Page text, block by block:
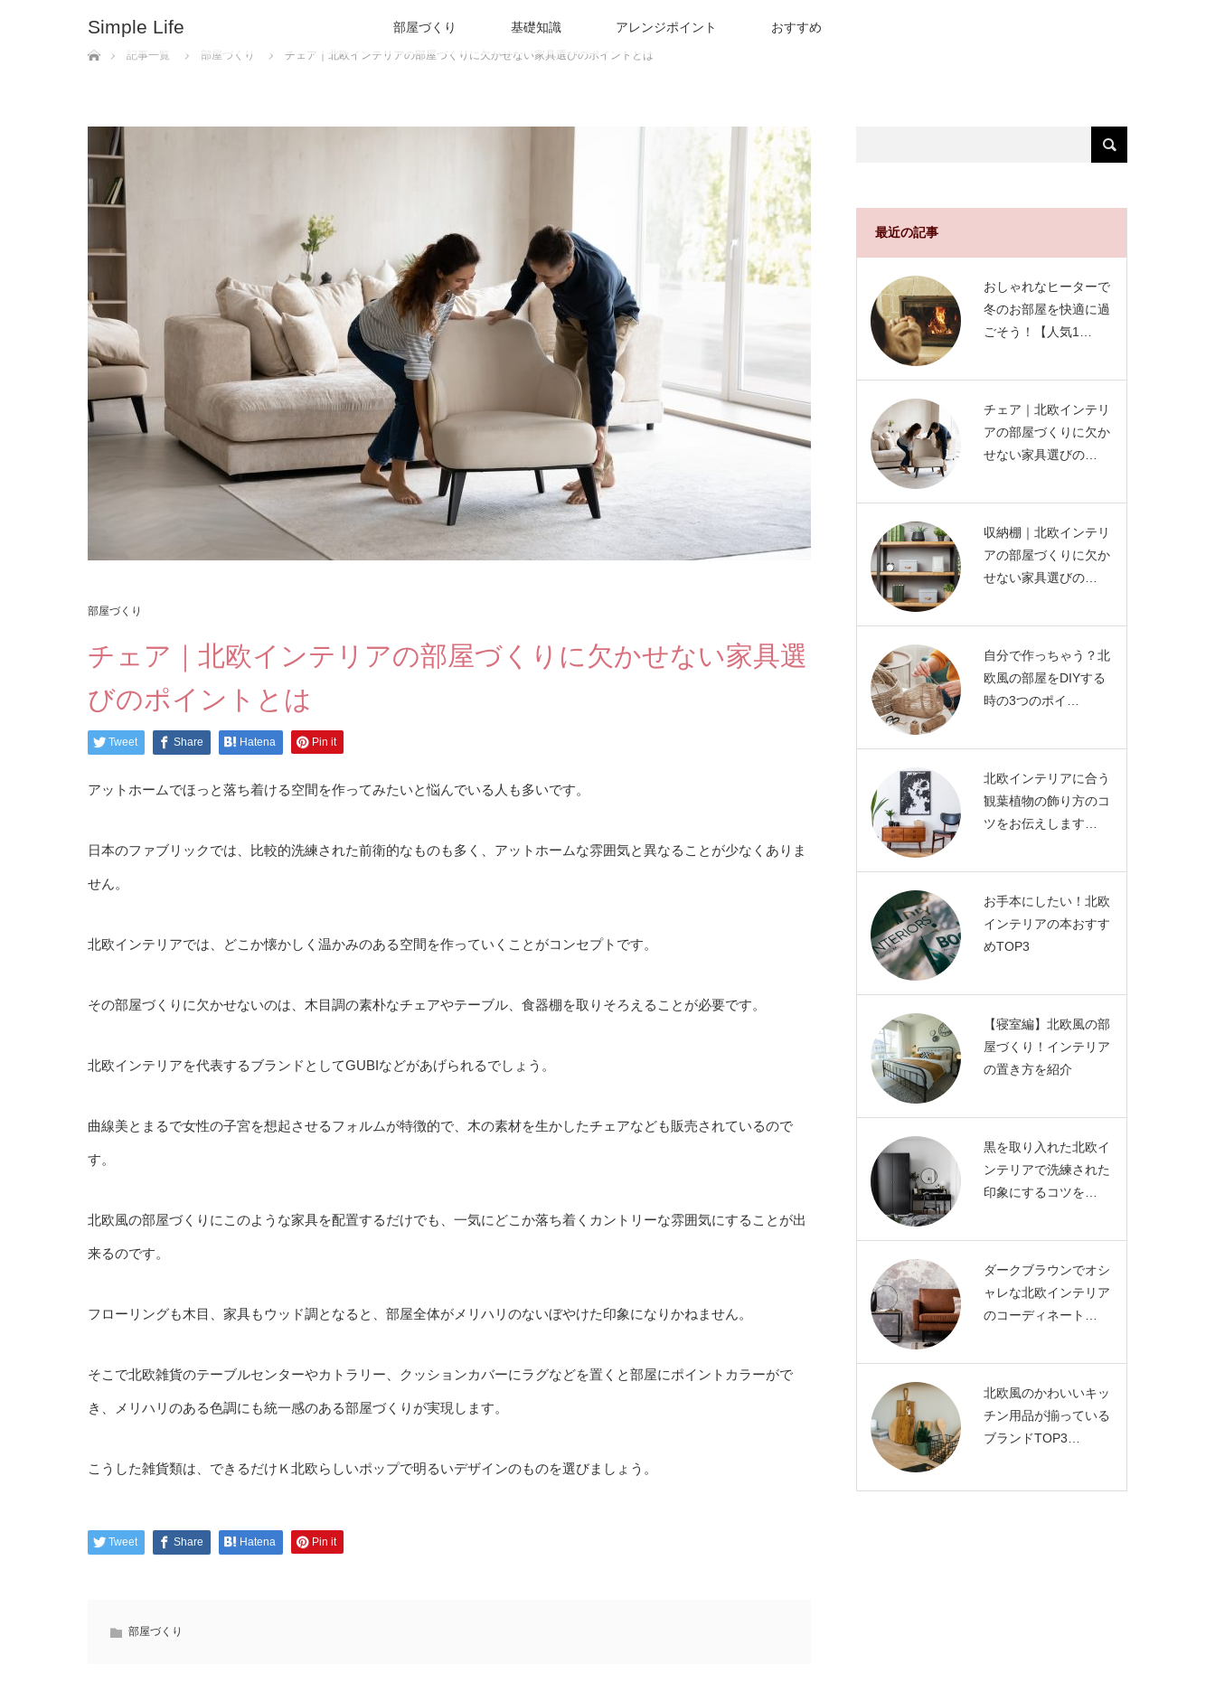
Simple Life 部屋づくり 基礎知識 アレンジポイント おすすめ
ホーム
記事一覧
部屋づくり チェア｜北欧インテリアの部屋づくりに欠かせない家具選びのポイントとは
部屋づくり
チェア｜北欧インテリアの部屋づくりに欠かせない家具選
びのポイントとは
Tweet Share Hatena Pin it
アットホームでほっと落ち着ける空間を作ってみたいと悩んでいる人も多いです。
日本のファブリックでは、比較的洗練された前衛的なものも多く、アットホームな雰囲気と異なることが少なくありま
せん。
北欧インテリアでは、どこか懐かしく温かみのある空間を作っていくことがコンセプトです。
その部屋づくりに欠かせないのは、木目調の素朴なチェアやテーブル、食器棚を取りそろえることが必要です。
北欧インテリアを代表するブランドとしてGUBIなどがあげられるでしょう。
曲線美とまるで女性の子宮を想起させるフォルムが特徴的で、木の素材を生かしたチェアなども販売されているので
す。
北欧風の部屋づくりにこのような家具を配置するだけでも、一気にどこか落ち着くカントリーな雰囲気にすることが出
来るのです。
フローリングも木目、家具もウッド調となると、部屋全体がメリハリのないぼやけた印象になりかねません。
そこで北欧雑貨のテーブルセンターやカトラリー、クッションカバーにラグなどを置くと部屋にポイントカラーがで
き、メリハリのある色調にも統一感のある部屋づくりが実現します。
こうした雑貨類は、できるだけＫ北欧らしいポップで明るいデザインのものを選びましょう。
Tweet Share Hatena Pin it
部屋づくり
最近の記事
おしゃれなヒーターで
冬のお部屋を快適に過
ごそう！【人気1…
チェア｜北欧インテリ
アの部屋づくりに欠か
せない家具選びの…
収納棚｜北欧インテリ
アの部屋づくりに欠か
せない家具選びの…
自分で作っちゃう？北
欧風の部屋をDIYする
時の3つのポイ…
北欧インテリアに合う
観葉植物の飾り方のコ
ツをお伝えします…
お手本にしたい！北欧
インテリアの本おすす
めTOP3
【寝室編】北欧風の部
屋づくり！インテリア
の置き方を紹介
黒を取り入れた北欧イ
ンテリアで洗練された
印象にするコツを…
ダークブラウンでオシ
ャレな北欧インテリア
のコーディネート…
北欧風のかわいいキッ
チン用品が揃っている
ブランドTOP3…